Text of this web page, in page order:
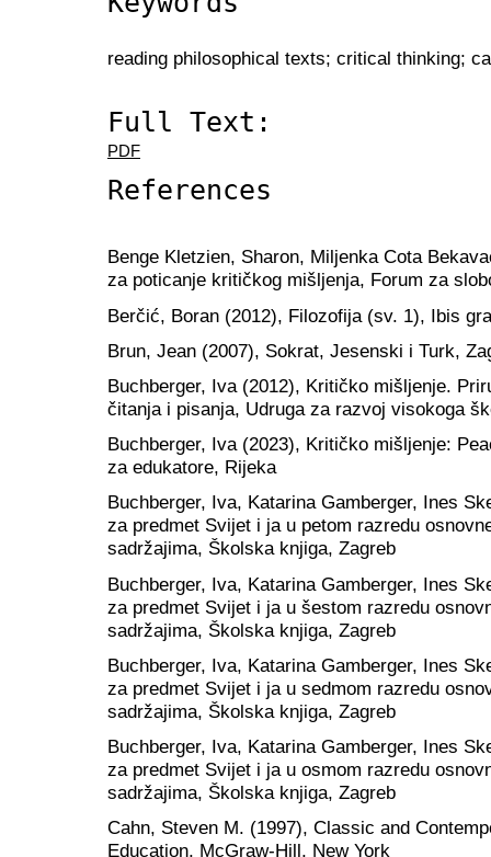
reading philosophical texts; critical thinking;
Full Text:
PDF
References
Benge Kletzien, Sharon, Miljenka Cota
za poticanje kritičkog mišljenja, Forum za
Berčić, Boran (2012), Filozofija (sv. 1), Ibis
Brun, Jean (2007), Sokrat, Jesenski i Turk,
Buchberger, Iva (2012), Kritičko mišljenje.
čitanja i pisanja, Udruga za razvoj visokoga
Buchberger, Iva (2023), Kritičko mišljenje:
za edukatore, Rijeka
Buchberger, Iva, Katarina Gamberger, Ines
za predmet Svijet i ja u petom razredu
sadržajima, Školska knjiga, Zagreb
Buchberger, Iva, Katarina Gamberger, Ines
za predmet Svijet i ja u šestom razredu
sadržajima, Školska knjiga, Zagreb
Buchberger, Iva, Katarina Gamberger, Ines
za predmet Svijet i ja u sedmom razredu
sadržajima, Školska knjiga, Zagreb
Buchberger, Iva, Katarina Gamberger, Ines
za predmet Svijet i ja u osmom razredu
sadržajima, Školska knjiga, Zagreb
Cahn, Steven M. (1997), Classic and
Education, McGraw-Hill, New York